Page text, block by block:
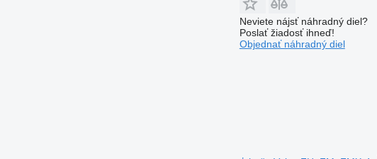
Neviete nájsť náhradný diel?
Poslať žiadosť ihneď!
Objednať náhradný diel